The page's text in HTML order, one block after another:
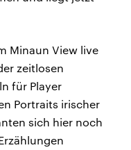
Minaun View live
zeitlosen
für Player
Portraits irischer
sich hier noch